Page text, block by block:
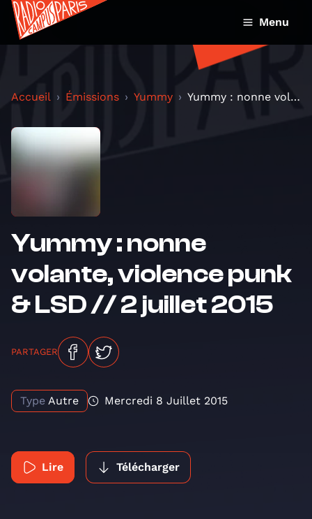
Menu
Accueil Émissions Yummy Yummy : nonne volante, violence punk & LSD // 2 ju...
Yummy : nonne
volante, violence punk
& LSD // 2 juillet 2015
PARTAGER
Type Autre Mercredi 8 Juillet 2015
Lire Télécharger